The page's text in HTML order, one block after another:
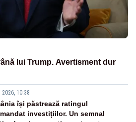
lui Trump. Avertisment dur
2026, 10:38
își păstrează ratingul
investițiilor. Un semnal